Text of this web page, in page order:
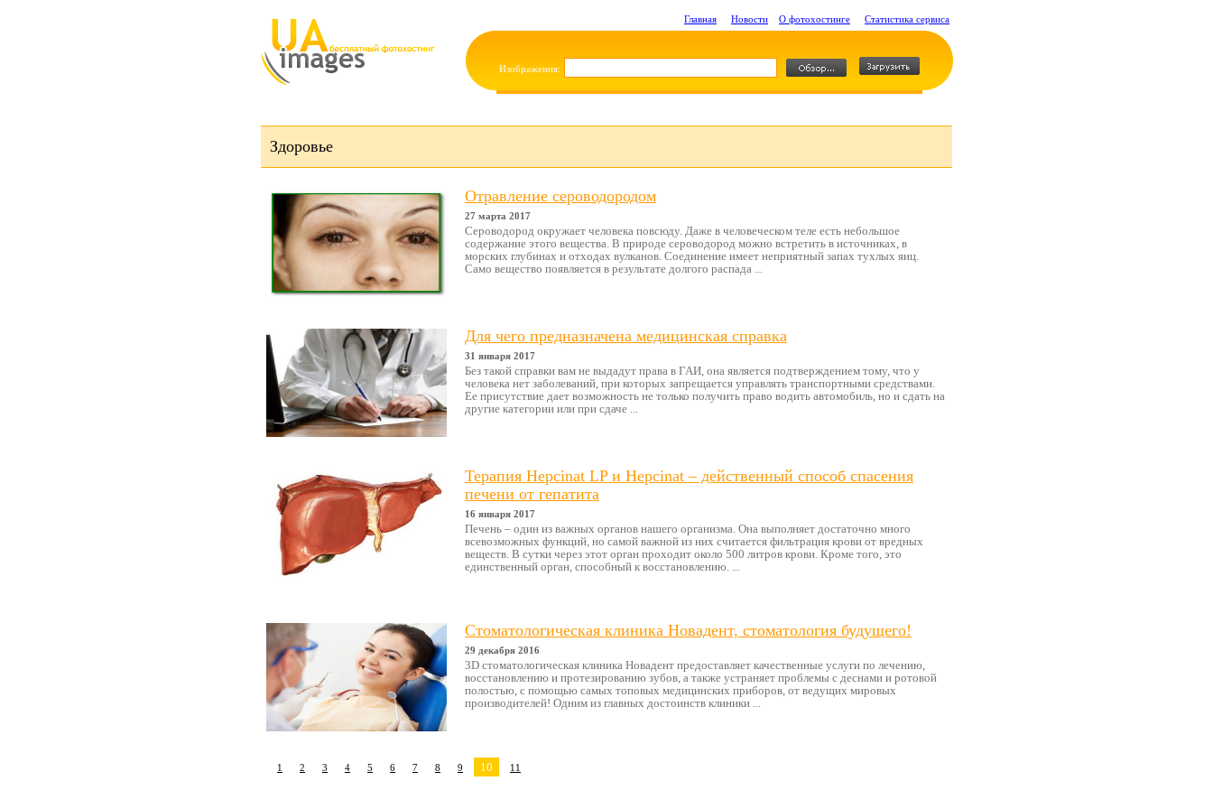
Главная Новости О фотохостинге Статистика сервиса
Изображения:
Здоровье
Отравление сероводородом
27 марта 2017
Сероводород окружает человека повсюду. Даже в человеческом теле есть небольшое
содержание этого вещества. В природе сероводород можно встретить в источниках, в
морских глубинах и отходах вулканов. Соединение имеет неприятный запах тухлых яиц.
Само вещество появляется в результате долгого распада ...
Для чего предназначена медицинская справка
31 января 2017
Без такой справки вам не выдадут права в ГАИ, она является подтверждением тому, что у
человека нет заболеваний, при которых запрещается управлять транспортными средствами.
Ее присутствие дает возможность не только получить право водить автомобиль, но и сдать на
другие категории или при сдаче ...
Терапия Hepcinat LP и Hepcinat – действенный способ спасения
печени от гепатита
16 января 2017
Печень – один из важных органов нашего организма. Она выполняет достаточно много
всевозможных функций, но самой важной из них считается фильтрация крови от вредных
веществ. В сутки через этот орган проходит около 500 литров крови. Кроме того, это
единственный орган, способный к восстановлению. ...
Стоматологическая клиника Новадент, стоматология будущего!
29 декабря 2016
3D стоматологическая клиника Новадент предоставляет качественные услуги по лечению,
восстановлению и протезированию зубов, а также устраняет проблемы с деснами и ротовой
полостью, с помощью самых топовых медицинских приборов, от ведущих мировых
производителей! Одним из главных достоинств клиники ...
1 2 3 4 5 6 7 8 9 10 11